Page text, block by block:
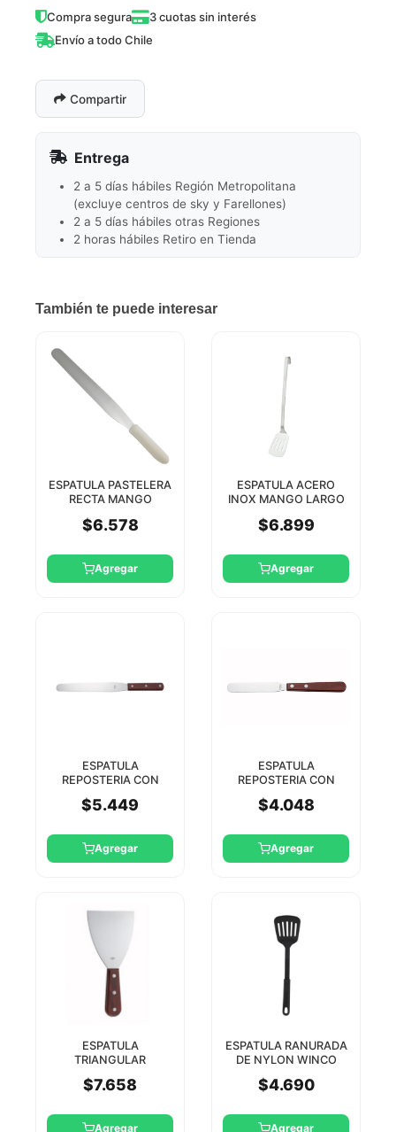
Compra segura
3 cuotas sin interés
Envío a todo Chile
Compartir
Entrega
2 a 5 días hábiles Región Metropolitana
(excluye centros de sky y Farellones)
2 a 5 días hábiles otras Regiones
2 horas hábiles Retiro en Tienda
También te puede interesar
ESPATULA PASTELERA
RECTA MANGO
$6.578
Agregar
ESPATULA ACERO
INOX MANGO LARGO
$6.899
Agregar
ESPATULA
REPOSTERIA CON
WINCO
$5.449
Agregar
ESPATULA
REPOSTERIA CON
WINCO
$4.048
Agregar
ESPATULA
TRIANGULAR
MANGO MADERA
$7.658
Agregar
ESPATULA RANURADA
DE NYLON WINCO
$4.690
Agregar